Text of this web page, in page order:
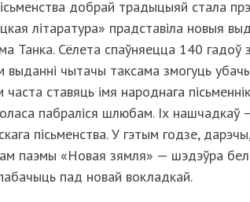
добрай традыцыяй стала
літаратура» прадставіла новыя
Танка. Сёлета спаўняецца 140
выданні чытачы таксама змогуць
ставяць імя народнага
пабраліся шлюбам. Іх нашчадкаў
пісьменства. У гэтым годзе,
паэмы «Новая зямля» — шэдэўра
пад новай вокладкай.